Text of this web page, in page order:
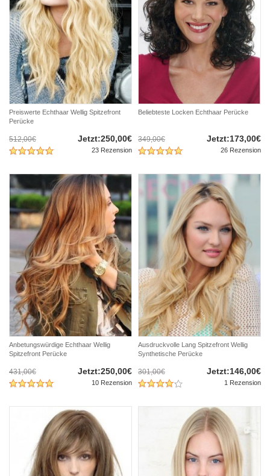
Preiswerte Echthaar Wellig Spitzefront
Perücke
512,00€ Jetzt:250,00€
23 Rezension
Beliebteste Locken Echthaar Perücke
349,00€ Jetzt:173,00€
26 Rezension
Anbetungswürdige Echthaar Wellig
Spitzefront Perücke
431,00€ Jetzt:250,00€
10 Rezension
Ausdruckvolle Lang Spitzefront Wellig
Synthetische Perücke
301,00€ Jetzt:146,00€
1 Rezension